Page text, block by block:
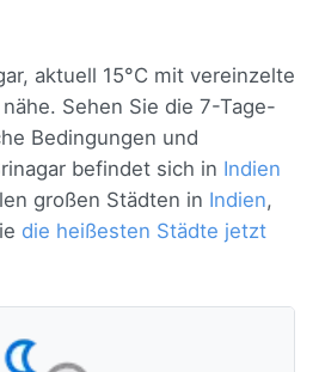
aktuell 15°C mit vereinzelte
Sehen Sie die 7-Tage-
Bedingungen und
befindet sich in Indien
großen Städten in Indien,
die heißesten Städte jetzt